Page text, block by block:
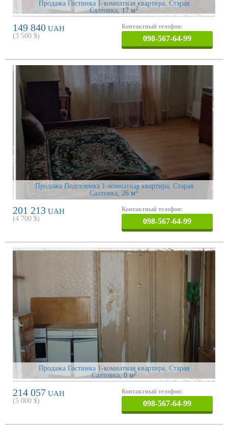
Продажа Гостинка 1-комнатная квартира, Старая
Салтовка , 17 м2
149 840 UAH
(3 500 $)
Контактный телефон:
098-567-64-99
Продажа Подселенка 1-комнатная квартира, Старая
Салтовка , 26 м2
201 213 UAH
(4 700 $)
Контактный телефон:
098-567-64-99
Продажа Гостинка 1-комнатная квартира, Старая
Салтовка, 0 м2
214 057 UAH
(5 000 $)
Контактный телефон:
098-567-64-99